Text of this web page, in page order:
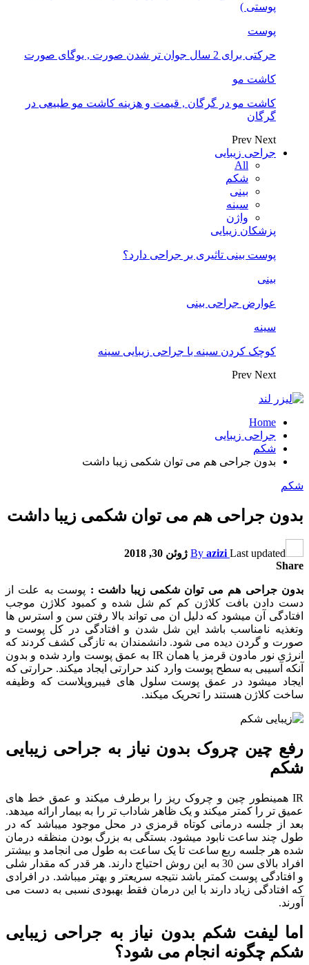
پوستی )
پوست
حرکتی برای 2 سال جوان تر شدن صورت , یوگای صورت
کاشت مو
کاشت مو در گرگان , قیمت و هزینه کاشت مو طبیعی در
گرگان
Prev Next
جراحی زیبایی
All
شکم
بینی
سینه
واژن
پزشکان زیبایی
پوست بینی تاثیری بر جراحی دارد؟
بینی
عوارض جراحی بینی
سینه
کوچک کردن سینه با جراحی زیبایی سینه
Prev Next
Home
جراحی زیبایی
شکم
بدون جراحی هم می توان شکمی زیبا داشت
شکم
بدون جراحی هم می توان شکمی زیبا داشت
By azizi Last updated
ژوئن 30, 2018
Share
بدون جراحی هم می توان شکمی زیبا داشت : پوست به علت از
دست دادن بافت کلاژن کم کم شل شده و کمبود کلاژن موجب
افتادگی آن میشود که دلیل ان می تواند بالا رفتن سن و استرس ها
وتغذیه نامناسب باشد این شل شدن و افتادگی در کل پوست و
صورت و گردن دیده می شود. دانشمندان به تازگی کشف کردند که
انرژی نور مادون قرمز یا همان IR به عمق پوست وارد شده و بدون
آنکه آسیبی به سطح پوست وارد کند حرارتی ایجاد میکند. حرارتی که
ایجاد میشود در عمق پوست سلول های فیبروپلاست که وظیفه
ساخت کلاژن هستند را تحریک میکند.
رفع چین چروک بدون نیاز به جراحی زیبایی
شکم
IR همینطور چین و چروک ریز را برطرف میکند و عمق خط های
عمیق تر را کمتر میکند و یک ظاهر شاداب تر را به بیمار ارائه میدهد.
بعد از جلسه درمانی کوتاه قرمزی در محل موجود میباشد که در
طول چند ساعت نابود میشود. بستگی به بزرگ بودن منظقه درمان
شده هر جلسه ربع ساعت تا یک ساعت به طول می انجامد و بیشتر
افراد بالای سن 30 به این روش احتیاج دارند. هر قدر که مقدار شلی
و افتادگی پوست کمتر باشد نتیجه سریعتر و بهتر میباشد. در افرادی
که افتادگی زیاد دارند با این درمان فقط بهبودی نسبی به دست می
آورند.
اما لیفت شکم بدون نیاز به جراحی زیبایی
شکم چگونه انجام می شود؟